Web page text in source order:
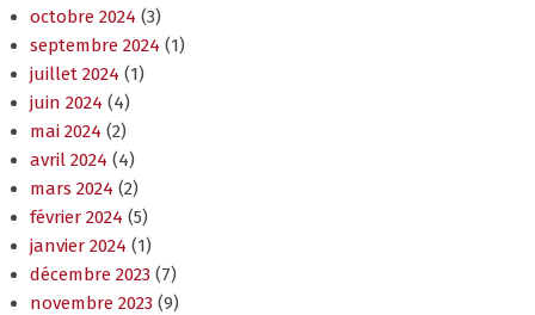
octobre 2024 (3)
septembre 2024 (1)
juillet 2024 (1)
juin 2024 (4)
mai 2024 (2)
avril 2024 (4)
mars 2024 (2)
février 2024 (5)
janvier 2024 (1)
décembre 2023 (7)
novembre 2023 (9)